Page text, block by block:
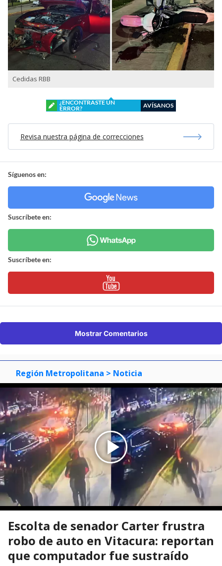
Cedidas RBB
¿ENCONTRASTE UN
ERROR?
AVÍSANOS
Revisa nuestra página de correcciones
Síguenos en:
Suscríbete en:
Suscríbete en:
Mostrar Comentarios
Región Metropolitana > Noticia
Escolta de senador Carter frustra
robo de auto en Vitacura: reportan
que computador fue sustraído